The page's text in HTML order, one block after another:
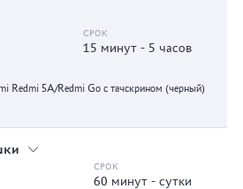
15 минут - 5 часов
Redmi 5A/Redmi Go с тачскрином (черный)
60 минут - сутки